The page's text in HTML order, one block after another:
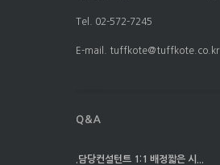
Tel. 02-572-7245
E-mail. tuffkote@tuffkote.co.kr
.담당컨설턴트 1:1 배정짧은 시...